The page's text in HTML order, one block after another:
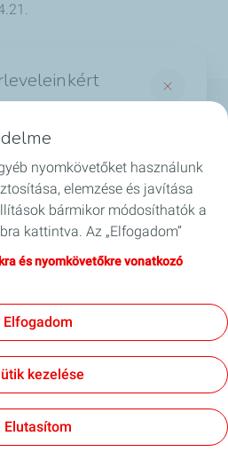
hírekről a
information by
Subscribe
(Cookie) szabályzat
nyomkövetőket használunk
elemzése és javítása
bármikor módosíthatók a
kattintva. Az „Elfogadom”
valamennyi cookie
„Elutasítom” gombra kattint,
További információkért
adatokra és nyomkövetőkre
és nyomkövetőkre vonatkozó
Elfogadom
kezelése
Elutasítom